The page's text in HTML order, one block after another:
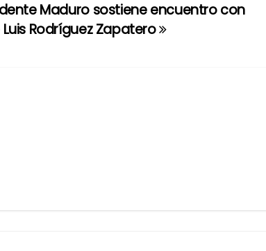
Maduro sostiene encuentro con
Rodríguez Zapatero